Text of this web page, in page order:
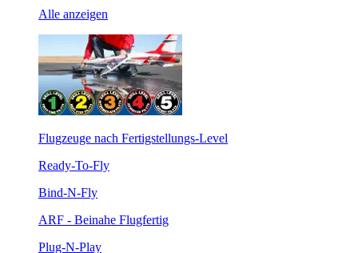
Alle anzeigen
Flugzeuge nach Fertigstellungs-Level
Ready-To-Fly
Bind-N-Fly
ARF - Beinahe Flugfertig
Plug-N-Play